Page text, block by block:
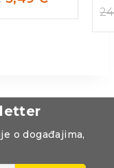
o događajima,